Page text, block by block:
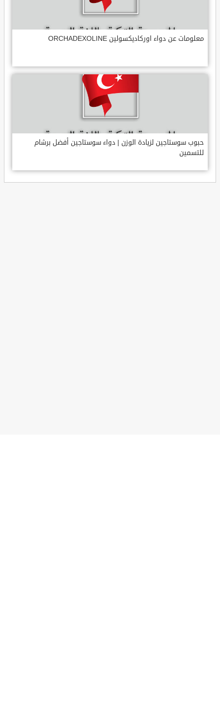
معلومات عن دواء اوركاديكسولين ORCHADEXOLINE
حبوب سوستاجين لزيادة الوزن | دواء سوستاجين أفضل برشام
للتسمين